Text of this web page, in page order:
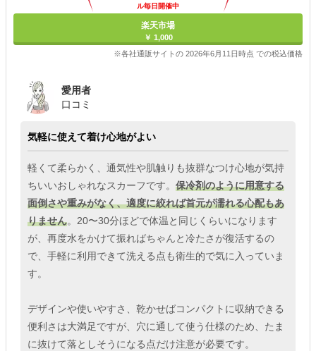
ル毎日開催中
楽天市場
￥ 1,000
※各社通販サイトの 2026年6月11日時点 での税込価格
愛用者
口コミ
気軽に使えて着け心地がよい
軽くて柔らかく、通気性や肌触りも抜群なつけ心地が気持
ちいいおしゃれなスカーフです。 保冷剤のように用意する
面倒さや重みがなく、適度に絞れば首元が濡れる心配もあ
りません。20〜30分ほどで体温と同じくらいになります
が、再度水をかけて振ればちゃんと冷たさが復活するの
で、手軽に利用できて洗える点も衛生的で気に入っていま
す。
デザインや使いやすさ、乾かせばコンパクトに収納できる
便利さは大満足ですが、穴に通して使う仕様のため、たま
に抜けて落としそうになる点だけ注意が必要です。